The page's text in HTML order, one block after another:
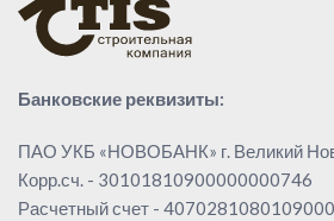
Банковские реквизиты:
ПАО УКБ «НОВОБАНК» г. Великий
Корр.сч. - 30101810900000000746
Расчетный счет -